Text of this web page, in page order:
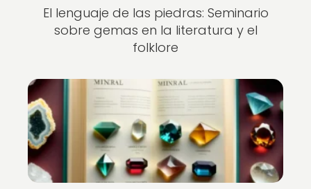
El lenguaje de las piedras: Seminario
sobre gemas en la literatura y el
folklore